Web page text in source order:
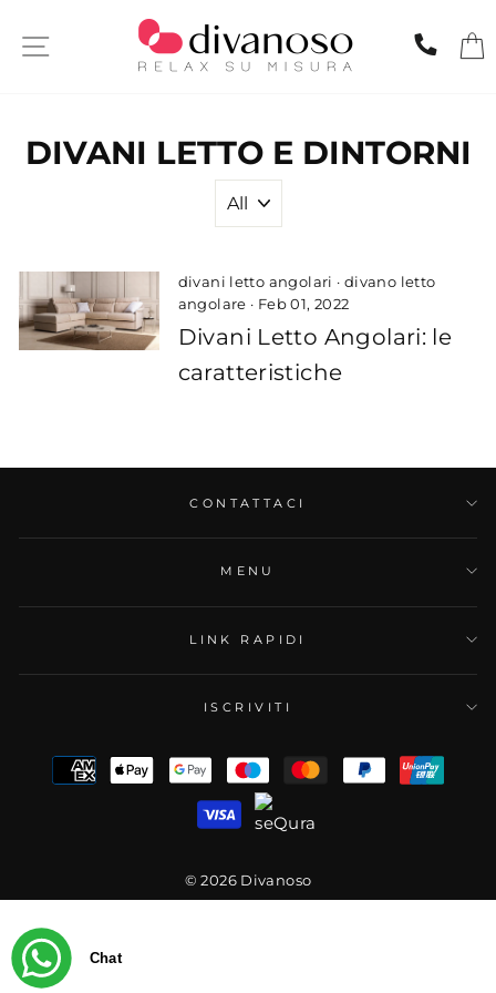
SITE NAVIGATION
DIVANI LETTO E DINTORNI
divani letto angolari · divano letto
angolare · Feb 01, 2022
Divani Letto Angolari: le
caratteristiche
CONTATTACI
MENU
LINK RAPIDI
ISCRIVITI
© 2026 Divanoso
Chat